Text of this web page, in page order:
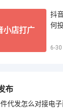
时候？
小店打广
抖
何
6-30
布